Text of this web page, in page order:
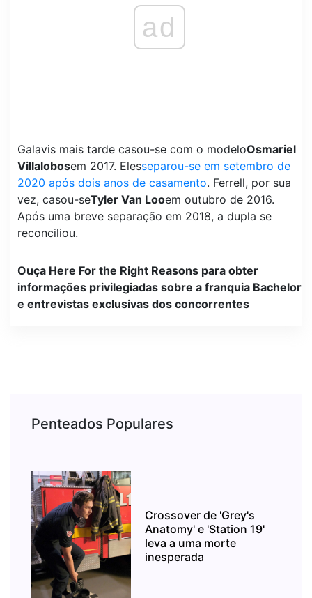
ad
Galavis mais tarde casou-se com o modeloOsmariel
Villalobosem 2017. Elesseparou-se em setembro de
2020 após dois anos de casamento. Ferrell, por sua
vez, casou-seTyler Van Looem outubro de 2016.
Após uma breve separação em 2018, a dupla se
reconciliou.
Ouça Here For the Right Reasons para obter
informações privilegiadas sobre a franquia Bachelor
e entrevistas exclusivas dos concorrentes
Penteados Populares
Crossover de 'Grey's
Anatomy' e 'Station 19'
leva a uma morte
inesperada